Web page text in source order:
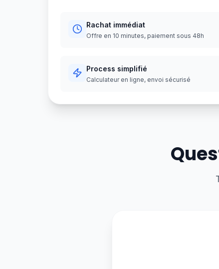
Rachat immédiat
Offre en 10 minutes, paiement sous 48h
Process simplifié
Calculateur en ligne, envoi sécurisé